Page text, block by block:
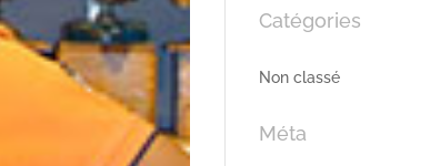
Catégories
Non classé
Méta